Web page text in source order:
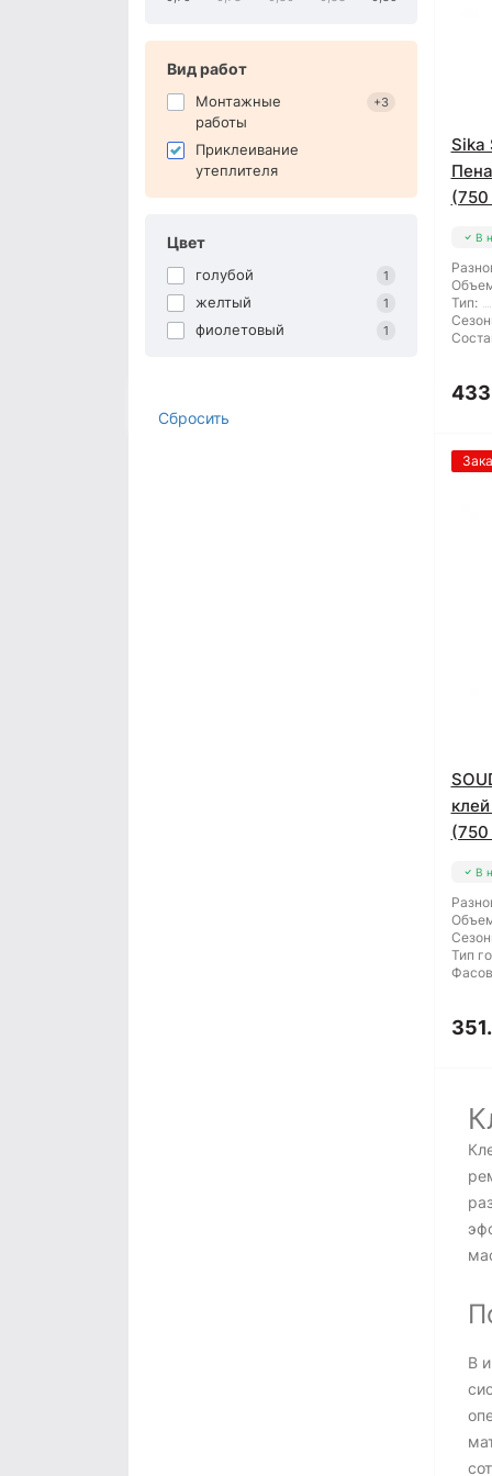
Вид работ
Монтажные
работы
+3
Приклеивание
утеплителя
Цвет
голубой 1
желтый 1
фиолетовый 1
Сбросить
Sika
В
Тип:
В
Тип
В